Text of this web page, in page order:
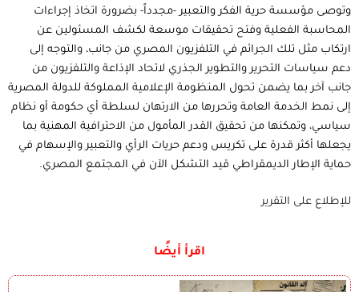
وتوصى مؤسسة حرية الفكر والتعبير -مجدداً- بضرورة اتخاذ إجراءات
المحاسبة الفعلية وفتح تحقيقات موسعة لكشف المسئولين عن
ارتكاب مثل تلك الجرائم في التلفزيون المصري من جانب، والتوجه إلى
دعم سياسات التحرير والتطوير الجذري لاتحاد الإذاعة والتلفزيون من
جانب آخر بما يضمن تحول المنظومة الإعلامية المملوكة للدولة المصرية
إلى نمط الخدمة العامة وتحررها من الارتهان لسلطة أي حكومة أو نظام
سياسي، وتمكنها من تحقيق القدر المأمول من الاحترافية المهنية بما
يجعلها أكثر قدرة على تكريس ودعم حريات الرأي والتعبير والإسهام في
حماية الإطار الديمقراطي قيد التشكل الآن في المجتمع المصري.
للإطلاع على التقرير
اقرأ أيضًا